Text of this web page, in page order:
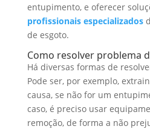
entupimento, e oferecer
profissionais especializados
de esgoto.
Como resolver problema
Há diversas formas de
Pode ser, por exemplo,
causa, se não for um
caso, é preciso usar
remoção, de forma a não